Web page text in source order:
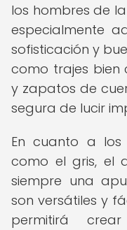
los hombres de
especialmente
sofisticación y
como trajes bien
y zapatos de
segura de lucir
En cuanto a los
como el gris, el
siempre una
son versátiles y
permitirá